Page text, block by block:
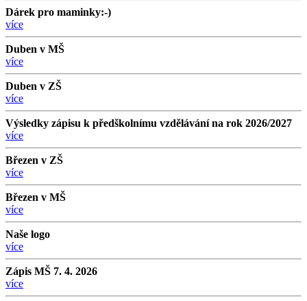
Dárek pro maminky:-)
více
Duben v MŠ
více
Duben v ZŠ
více
Výsledky zápisu k předškolnímu vzdělávání na rok 2026/2027
více
Březen v ZŠ
více
Březen v MŠ
více
Naše logo
více
Zápis MŠ 7. 4. 2026
více